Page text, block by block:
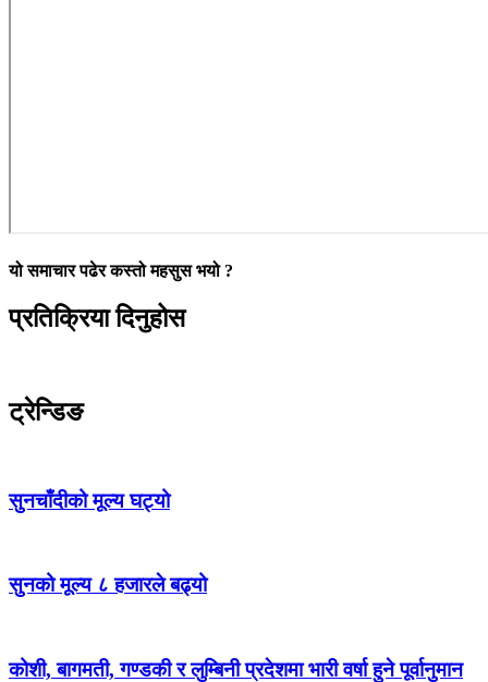
यो समाचार पढेर कस्तो महसुस भयो ?
प्रतिक्रिया दिनुहोस
ट्रेन्डिङ
सुनचाँदीको मूल्य घट्यो
सुनको मूल्य ८ हजारले बढ्यो
कोशी, बागमती, गण्डकी र लुम्बिनी प्रदेशमा भारी वर्षा हुने पूर्वानुमान